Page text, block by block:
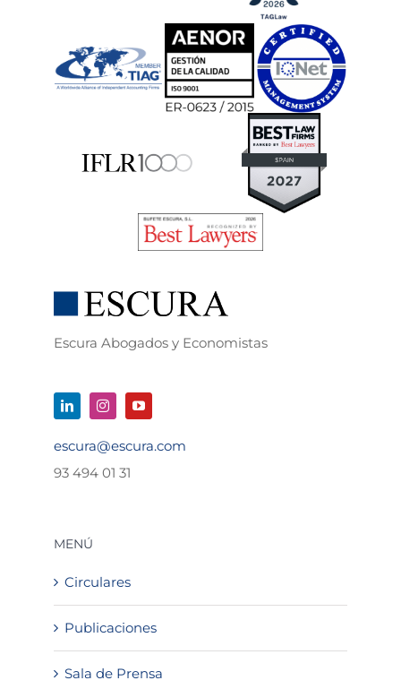
Escura Abogados y Economistas
escura@escura.com
93 494 01 31
MENÚ
Circulares
Publicaciones
Sala de Prensa